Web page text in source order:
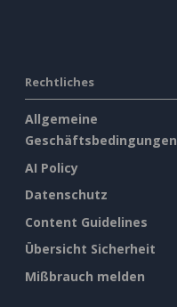
Rechtliches
Allgemeine
Geschäftsbedingungen
AI Policy
Datenschutz
Content Guidelines
Übersicht Sicherheit
Mißbrauch melden